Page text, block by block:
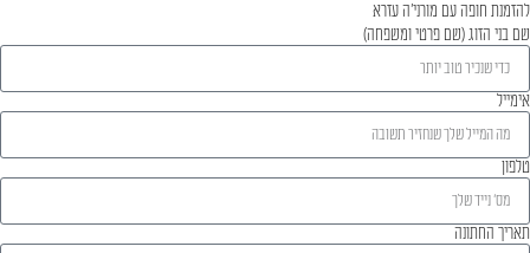
להזמנת חופה עם מורני'ה עזרא
שם בני הזוג (שם פרטי ומשפחה)
אימייל
טלפון
תאריך החתונה